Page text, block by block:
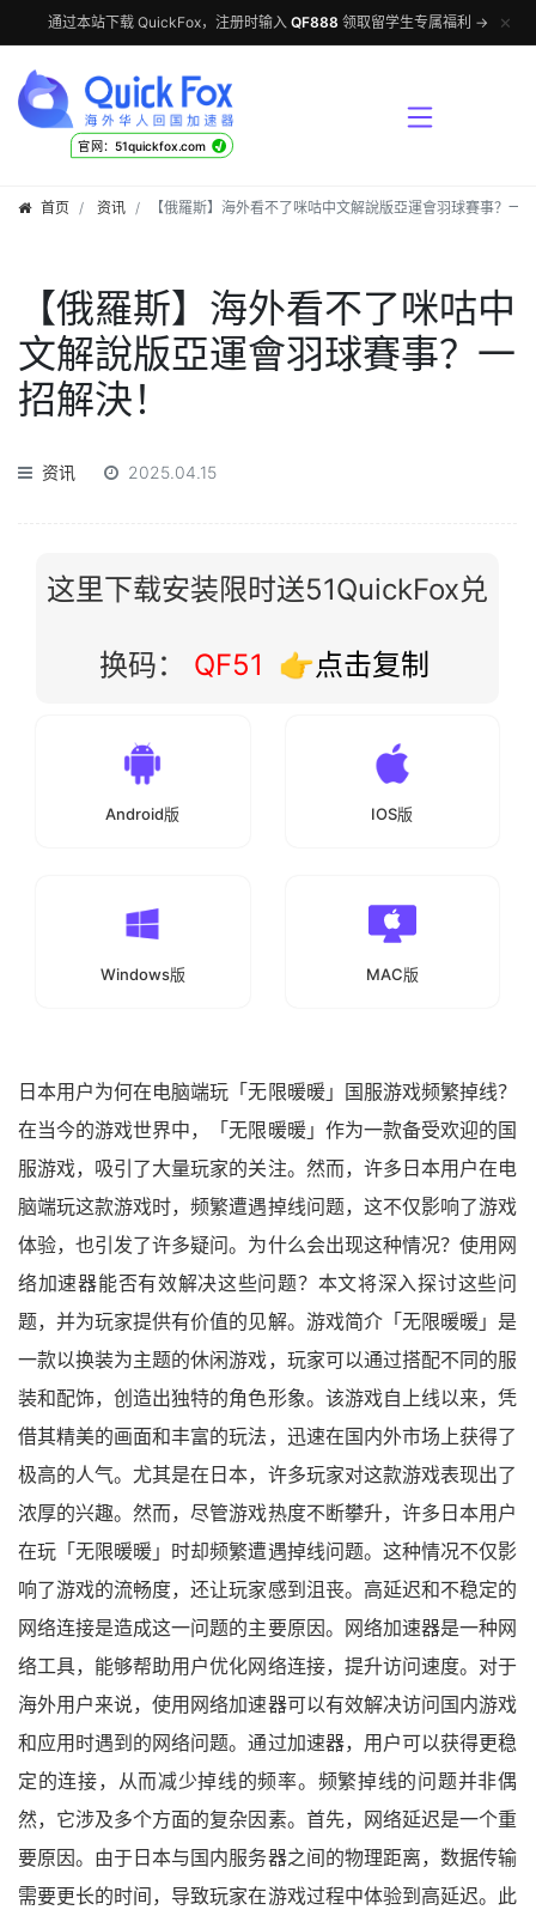
通过本站下载 QuickFox，注册时输入 QF888 领取留学生专属福利 → ✕
官网：51quickfox.com √
首页 资讯 【俄羅斯】海外看不了咪咕中文解說版亞運會羽球賽事？一
【俄羅斯】海外看不了咪咕中
文解說版亞運會羽球賽事？一
招解決！
资讯 2025.04.15
这里下载安装限时送51QuickFox兑
换码： QF51 👉点击复制
Android版 IOS版
Windows版 MAC版
日本用户为何在电脑端玩「无限暖暖」国服游戏频繁掉线？
在当今的游戏世界中，「无限暖暖」作为一款备受欢迎的国
服游戏，吸引了大量玩家的关注。然而，许多日本用户在电
脑端玩这款游戏时，频繁遭遇掉线问题，这不仅影响了游戏
体验，也引发了许多疑问。为什么会出现这种情况？使用网
络加速器能否有效解决这些问题？本文将深入探讨这些问
题，并为玩家提供有价值的见解。游戏简介「无限暖暖」是
一款以换装为主题的休闲游戏，玩家可以通过搭配不同的服
装和配饰，创造出独特的角色形象。该游戏自上线以来，凭
借其精美的画面和丰富的玩法，迅速在国内外市场上获得了
极高的人气。尤其是在日本，许多玩家对这款游戏表现出了
浓厚的兴趣。然而，尽管游戏热度不断攀升，许多日本用户
在玩「无限暖暖」时却频繁遭遇掉线问题。这种情况不仅影
响了游戏的流畅度，还让玩家感到沮丧。高延迟和不稳定的
网络连接是造成这一问题的主要原因。网络加速器是一种网
络工具，能够帮助用户优化网络连接，提升访问速度。对于
海外用户来说，使用网络加速器可以有效解决访问国内游戏
和应用时遇到的网络问题。通过加速器，用户可以获得更稳
定的连接，从而减少掉线的频率。频繁掉线的问题并非偶
然，它涉及多个方面的复杂因素。首先，网络延迟是一个重
要原因。由于日本与国内服务器之间的物理距离，数据传输
需要更长的时间，导致玩家在游戏过程中体验到高延迟。此